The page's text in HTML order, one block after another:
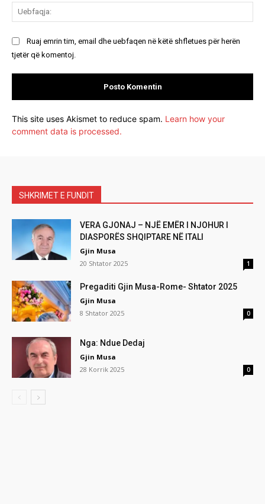
Ruaj emrin tim, email dhe uebfaqen në këtë shfletues për herën
tjetër që komentoj.
This site uses Akismet to reduce spam. Learn how your
comment data is processed.
SHKRIMET E FUNDIT
VERA GJONAJ – NJË EMËR I NJOHUR I
DIASPORËS SHQIPTARE NË ITALI
Gjin Musa
20 Shtator 2025
1
Pregaditi Gjin Musa-Rome- Shtator 2025
Gjin Musa
8 Shtator 2025
0
Nga: Ndue Dedaj
Gjin Musa
28 Korrik 2025
0